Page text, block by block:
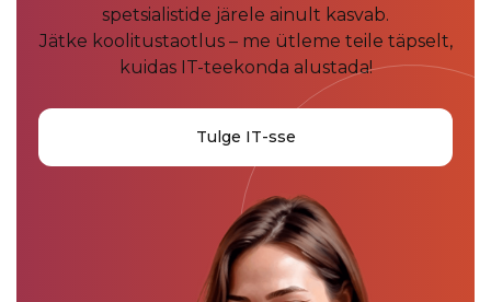
spetsialistide järele ainult kasvab.
Jätke koolitustaotlus – me ütleme teile täpselt,
kuidas IT-teekonda alustada!
Tulge IT-sse